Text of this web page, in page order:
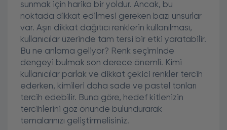
sunmak için harika bir yoldur. Ancak, bu
noktada dikkat edilmesi gereken bazı unsurlar
var. Aşırı dikkat dağıtıcı renklerin kullanılması,
kullanıcılar üzerinde tam tersi bir etki yaratabilir.
Bu ne anlama geliyor? Renk seçiminde
dengeyi bulmak son derece önemli. Kimi
kullanıcılar parlak ve dikkat çekici renkler tercih
ederken, kimileri daha sade ve pastel tonları
tercih edebilir. Buna göre, hedef kitlenizin
tercihlerini göz önünde bulundurarak
temalarınızı geliştirmelisiniz.